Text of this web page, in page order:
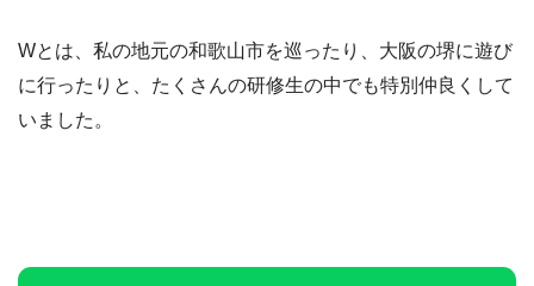
Wとは、私の地元の和歌山市を巡ったり、大阪の堺に遊び
に行ったりと、たくさんの研修生の中でも特別仲良くして
いました。